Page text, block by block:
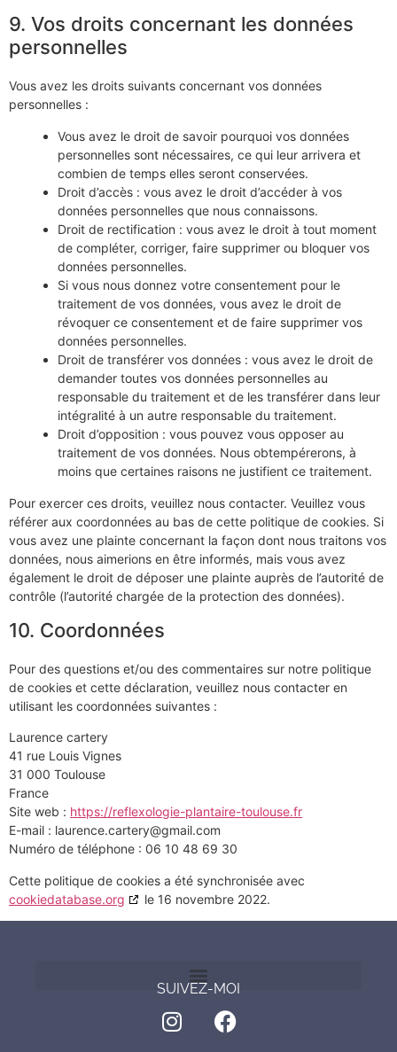
9. Vos droits concernant les données
personnelles
Vous avez les droits suivants concernant vos données
personnelles :
Vous avez le droit de savoir pourquoi vos données
personnelles sont nécessaires, ce qui leur arrivera et
combien de temps elles seront conservées.
Droit d’accès : vous avez le droit d’accéder à vos
données personnelles que nous connaissons.
Droit de rectification : vous avez le droit à tout moment
de compléter, corriger, faire supprimer ou bloquer vos
données personnelles.
Si vous nous donnez votre consentement pour le
traitement de vos données, vous avez le droit de
révoquer ce consentement et de faire supprimer vos
données personnelles.
Droit de transférer vos données : vous avez le droit de
demander toutes vos données personnelles au
responsable du traitement et de les transférer dans leur
intégralité à un autre responsable du traitement.
Droit d’opposition : vous pouvez vous opposer au
traitement de vos données. Nous obtempérerons, à
moins que certaines raisons ne justifient ce traitement.
Pour exercer ces droits, veuillez nous contacter. Veuillez vous
référer aux coordonnées au bas de cette politique de cookies. Si
vous avez une plainte concernant la façon dont nous traitons vos
données, nous aimerions en être informés, mais vous avez
également le droit de déposer une plainte auprès de l’autorité de
contrôle (l’autorité chargée de la protection des données).
10. Coordonnées
Pour des questions et/ou des commentaires sur notre politique
de cookies et cette déclaration, veuillez nous contacter en
utilisant les coordonnées suivantes :
Laurence cartery
41 rue Louis Vignes
31 000 Toulouse
France
Site web : https://reflexologie-plantaire-toulouse.fr
E-mail : laurence.cartery@gmail.com
Numéro de téléphone : 06 10 48 69 30
Cette politique de cookies a été synchronisée avec
cookiedatabase.org
le 16 novembre 2022.
SUIVEZ-MOI